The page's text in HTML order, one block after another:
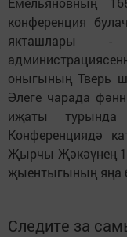
конференция
якташлары
оныгының Тверь
Әлеге чарада
иҗаты
Конференциядә
Җырчы Җәкәүнең
җыентыгының яңа
Следите за